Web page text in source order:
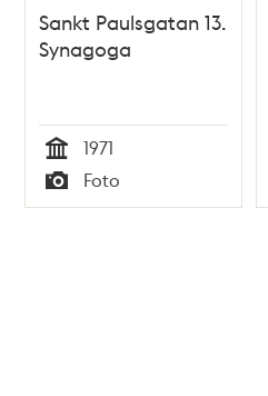
Sankt Paulsgatan 13.
Synagoga
Tid
1971
Typ
Foto